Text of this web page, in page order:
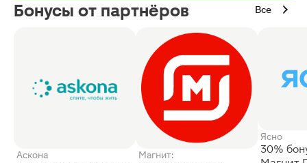
Бонусы от партнёров Все
Аскона Магнит:
Ясно
30%